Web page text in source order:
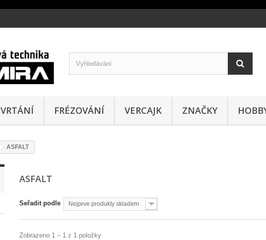
VRTÁNÍ FRÉZOVÁNÍ VERCAJK ZNAČKY
ASFALT
ASFALT
Seřadit podle Nejprve produkty skladem
Zobrazeno 1 – 1 z 1 položky